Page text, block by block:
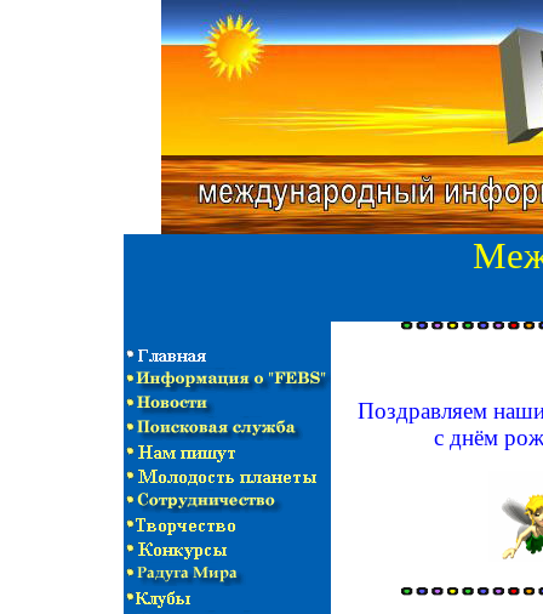
Поздравляем
с днём